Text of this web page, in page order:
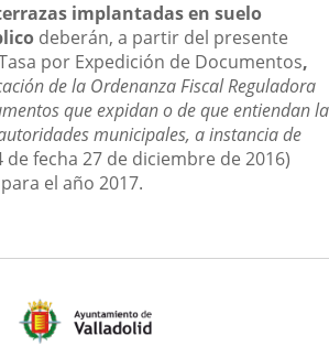
implantadas en suelo
deberán, a partir del presente
por Expedición de Documentos,
de la Ordenanza Fiscal Reguladora
que expidan o de que entiendan la
municipales, a instancia de
de fecha 27 de diciembre de 2016)
el año 2017.